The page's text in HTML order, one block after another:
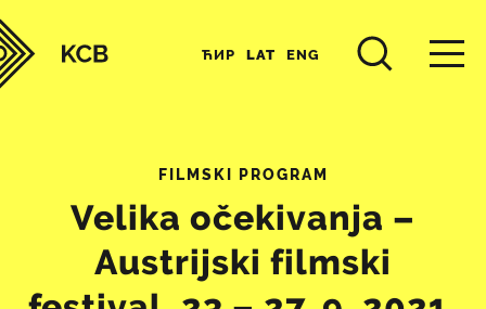
ЋИР LAT ENG
FILMSKI PROGRAM
Velika očekivanja –
Austrijski filmski